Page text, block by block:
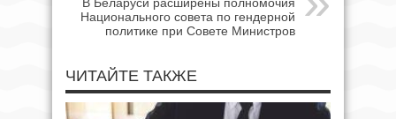
Национального совета по гендерной
политике при Совете Министров
ЧИТАЙТЕ ТАКЖЕ